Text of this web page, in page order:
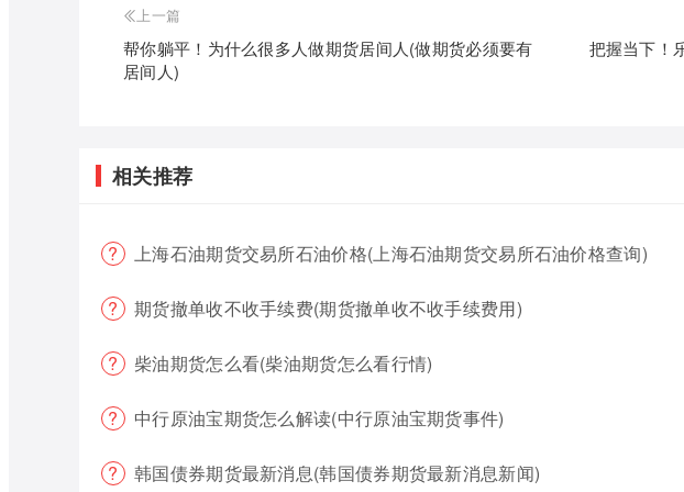
上一篇
帮你躺平！为什么很多人做期货居间人(做期货必须要有
居间人)
把握当下！
相关推荐
上海石油期货交易所石油价格(上海石油期货交易所石油价格查询)
期货撤单收不收手续费(期货撤单收不收手续费用)
柴油期货怎么看(柴油期货怎么看行情)
中行原油宝期货怎么解读(中行原油宝期货事件)
韩国债券期货最新消息(韩国债券期货最新消息新闻)